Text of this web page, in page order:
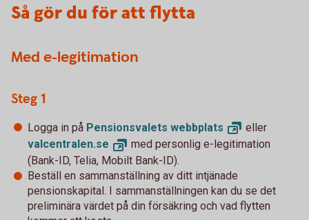
Så gör du för att flytta
Med e-legitimation
Steg 1
Logga in på Pensionsvalets webbplats
eller
valcentralen.se
med personlig e-legitimation
(Bank-ID, Telia, Mobilt Bank-ID).
Beställ en sammanställning av ditt intjänade
pensionskapital. I sammanställningen kan du se det
preliminära värdet på din försäkring och vad flytten